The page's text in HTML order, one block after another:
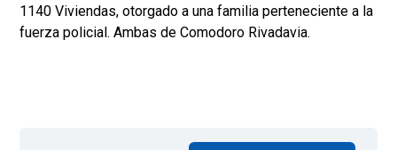
1140 Viviendas, otorgado a una familia perteneciente a la
fuerza policial. Ambas de Comodoro Rivadavia.